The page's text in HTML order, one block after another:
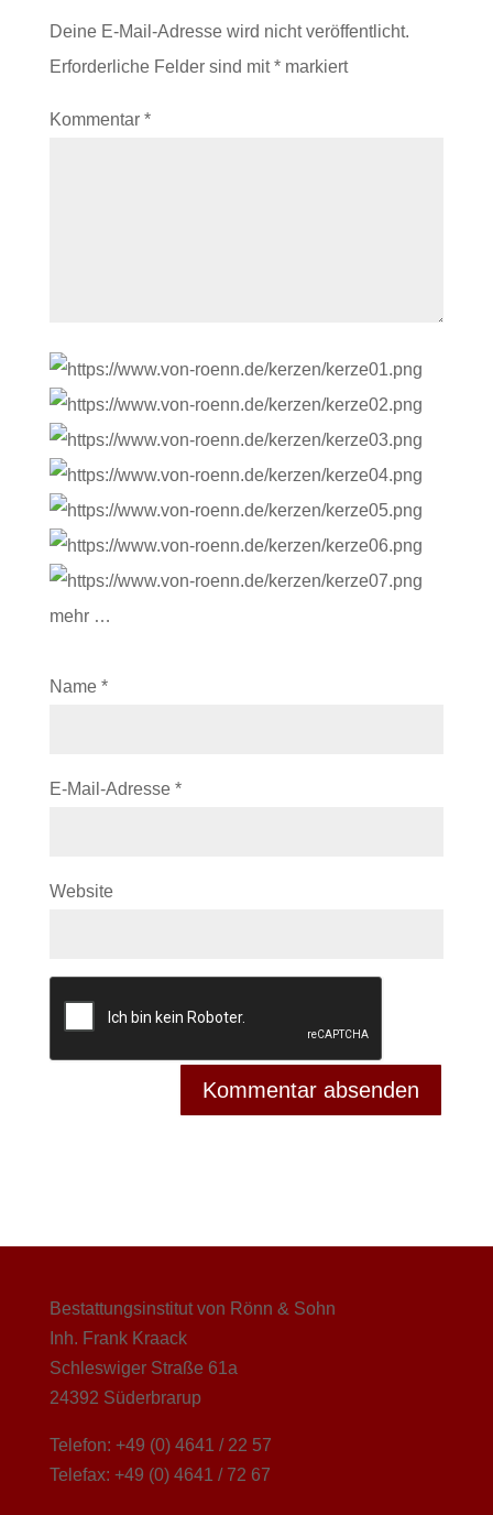
Deine E-Mail-Adresse wird nicht veröffentlicht.
Erforderliche Felder sind mit*markiert
Kommentar *
mehr …
Name *
E-Mail-Adresse *
Website
Bestattungsinstitut von Rönn & Sohn
Inh. Frank Kraack
Schleswiger Straße 61a
24392 Süderbrarup
Telefon: +49 (0) 4641 / 22 57
Telefax: +49 (0) 4641 / 72 67